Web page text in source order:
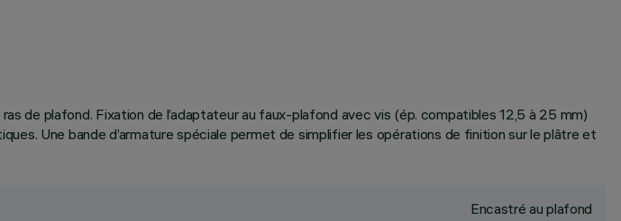
de plafond. Fixation de l’adaptateur au faux-plafond avec vis (ép. compatibles 12,5 à 25 mm)
Une bande d’armature spéciale permet de simplifier les opérations de finition sur le plâtre et
Encastré au plafond